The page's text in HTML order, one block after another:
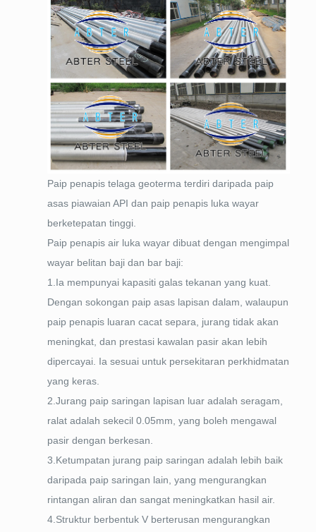
Paip penapis telaga geoterma terdiri daripada paip
asas piawaian API dan paip penapis luka wayar
berketepatan tinggi.
Paip penapis air luka wayar dibuat dengan mengimpal
wayar belitan baji dan bar baji:
1.Ia mempunyai kapasiti galas tekanan yang kuat.
Dengan sokongan paip asas lapisan dalam, walaupun
paip penapis luaran cacat separa, jurang tidak akan
meningkat, dan prestasi kawalan pasir akan lebih
dipercayai. Ia sesuai untuk persekitaran perkhidmatan
yang keras.
2.Jurang paip saringan lapisan luar adalah seragam,
ralat adalah sekecil 0.05mm, yang boleh mengawal
pasir dengan berkesan.
3.Ketumpatan jurang paip saringan adalah lebih baik
daripada paip saringan lain, yang mengurangkan
rintangan aliran dan sangat meningkatkan hasil air.
4.Struktur berbentuk V berterusan mengurangkan